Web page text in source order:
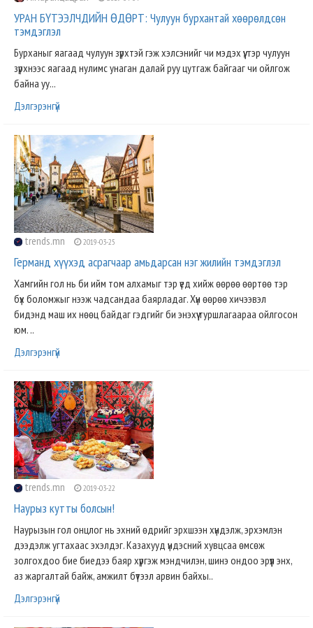
УРАН БҮТЭЭЛЧДИЙН ӨДӨРТ: Чулуун бурхантай хөөрөлдсөн
тэмдэглэл
Бурханыг яагаад чулуун зүрхтэй гэж хэлсэнийг чи мэдэх үү, тэр чулуун
зүрхнээс яагаад нулимс унаган далай руу цутгаж байгааг чи ойлгож
байна уу...
Дэлгэрэнгүй
trends.mn 2019-03-25
Германд хүүхэд асрагчаар амьдарсан нэг жилийн тэмдэглэл
Хамгийн гол нь би ийм том алхамыг тэр үед хийж өөрөө өөртөө тэр
бүх боломжыг нээж чадсандаа баярладаг. Хүн өөрөө хичээвэл
бидэнд маш их нөөц байдаг гэдгийг би энэхүү туршлагаараа ойлгосон
юм. ..
Дэлгэрэнгүй
trends.mn 2019-03-22
Наурыз кутты болсын!
Наурызын гол онцлог нь эхний өдрийг эрхшээн хүндэлж, эрхэмлэн
дээдэлж угтахаас эхэлдэг. Казахууд үндэсний хувцсаа өмсөж
золгохдоо бие биедээ баяр хүргэж мэндчилэн, шинэ ондоо эрүүл энх,
аз жаргалтай байж, амжилт бүтээл арвин байхы..
Дэлгэрэнгүй